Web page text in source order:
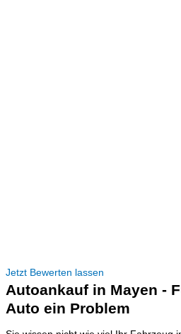
Jetzt Bewerten lassen
Autoankauf in Mayen -
Auto ein Problem